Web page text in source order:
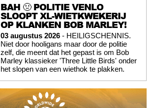
BAH 🤢 POLITIE VENLO
SLOOPT XL-WIETKWEKERIJ
OP KLANKEN BOB MARLEY!
03 augustus 2026 - HEILIGSCHENNIS.
Niet door hooligans maar door de politie
zelf, die meent dat het gepast is om Bob
Marley klassieker 'Three Little Birds' onder
het slopen van een wiethok te plakken.